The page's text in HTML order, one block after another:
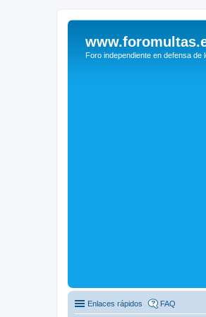
Foro independiente en defensa
Enlaces rápidos FAQ